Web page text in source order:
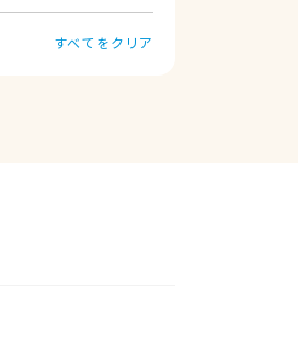
すべてをクリア